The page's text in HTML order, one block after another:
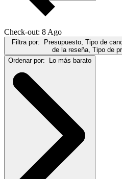
Check-out: 8 Ago
Filtra por:
Presupuesto, Tipo de
de la reseña, Tipo de
Ordenar por:
Lo más barato